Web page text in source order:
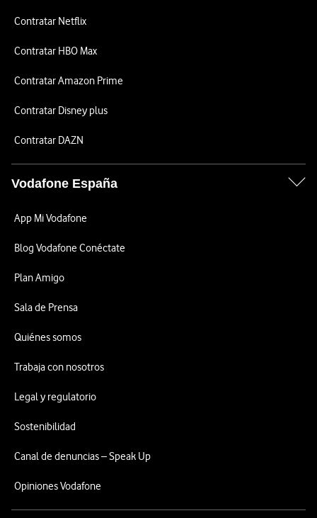
Contratar Netflix
Contratar HBO Max
Contratar Amazon Prime
Contratar Disney plus
Contratar DAZN
Vodafone España
App Mi Vodafone
Blog Vodafone Conéctate
Plan Amigo
Sala de Prensa
Quiénes somos
Trabaja con nosotros
Legal y regulatorio
Sostenibilidad
Canal de denuncias – Speak Up
Opiniones Vodafone